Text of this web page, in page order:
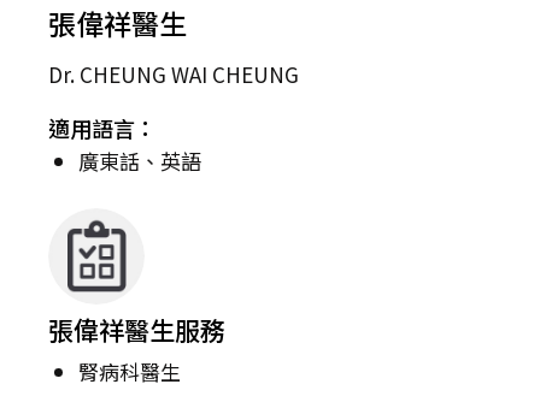
張偉祥醫生
Dr. CHEUNG WAI CHEUNG
適用語言：
廣東話、英語
張偉祥醫生服務
腎病科醫生